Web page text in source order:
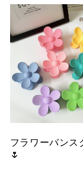
フラワーバンス
🌷